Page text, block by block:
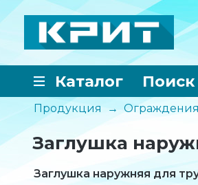
Каталог Поиск
Продукция → Ограждения
Заглушка
Заглушка наружняя для